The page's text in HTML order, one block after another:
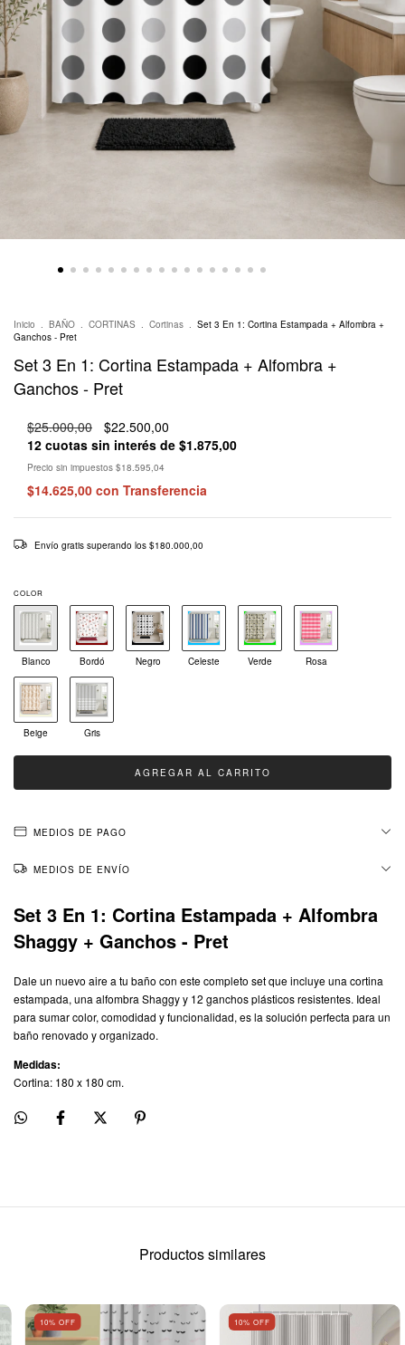
Inicio . BAÑO . CORTINAS . Cortinas . Set 3 En 1: Cortina Estampada + Alfombra +
Ganchos - Pret
Set 3 En 1: Cortina Estampada + Alfombra +
Ganchos - Pret
$25.000,00
$22.500,00
12 cuotas sin interés de $1.875,00
Precio sin impuestos $18.595,04
$14.625,00 con Transferencia
Envío gratis superando los $180.000,00
COLOR
Blanco Bordó Negro Celeste Verde Rosa
Beige Gris
MEDIOS DE PAGO
MEDIOS DE ENVÍO
Set 3 En 1: Cortina Estampada + Alfombra
Shaggy + Ganchos - Pret
Dale un nuevo aire a tu baño con este completo set que incluye una cortina
estampada, una alfombra Shaggy y 12 ganchos plásticos resistentes. Ideal
para sumar color, comodidad y funcionalidad, es la solución perfecta para un
baño renovado y organizado.
Medidas:
Cortina: 180 x 180 cm.
Productos similares
10% OFF 10% OFF